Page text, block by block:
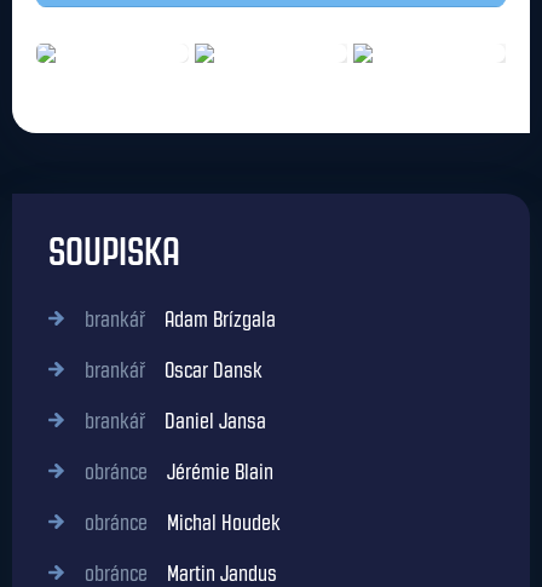
SOUPISKA
brankář Adam Brízgala
brankář Oscar Dansk
brankář Daniel Jansa
obránce Jérémie Blain
obránce Michal Houdek
obránce Martin Jandus